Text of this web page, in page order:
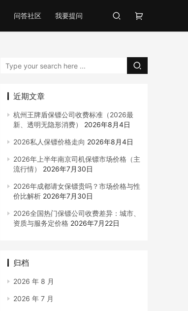
问答社区 我要提问
近期文章
杭州王牌盾保镖公司收费标准（2026最
新、透明无隐形消费）
2026年8月4日
2026私人保镖价格走向 2026年8月4日
2026年上半年南京司机保镖市场价格（主
流行情）
2026年7月30日
2026年成都请女保镖贵吗？市场价格与性
价比解析 2026年7月30日
2026全国热门保镖公司收费差异：城市、
资质与服务定价格 2026年7月22日
归档
2026 年 8 月
2026 年 7 月